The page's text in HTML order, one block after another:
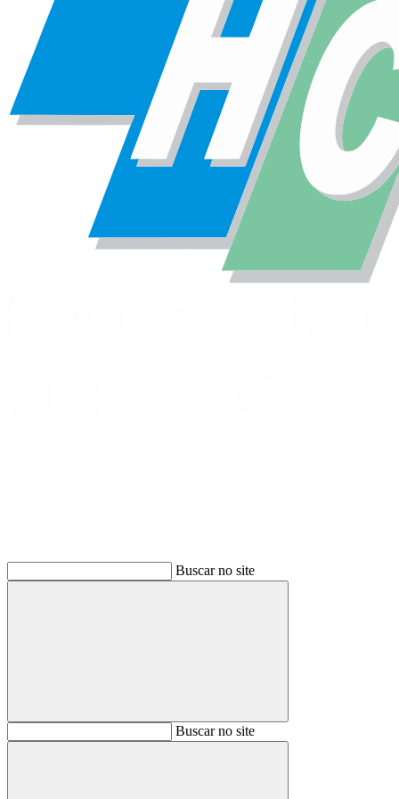
Buscar no site
BuscarBuscar no site